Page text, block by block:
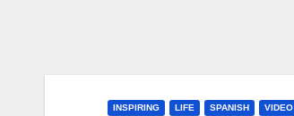
INSPIRING LIFE SPANISH VIDEO